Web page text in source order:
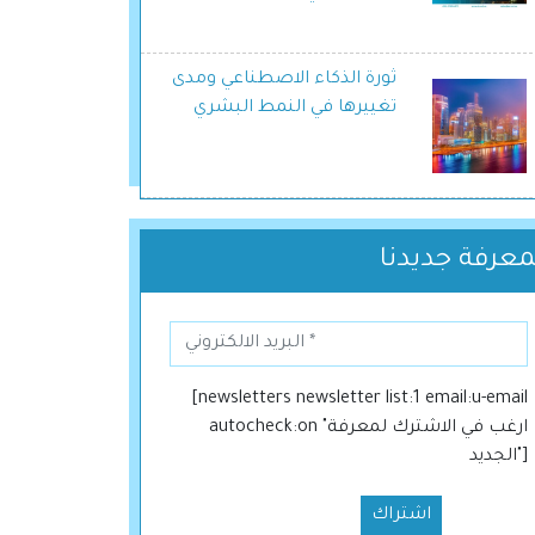
ثورة الذكاء الاصطناعي ومدى
تغييرها في النمط البشري
جديدنا
[newsletters newsletter list:1 email:u-email
autocheck:on "ارغب في الاشترك لمعرفة
الجديد"]